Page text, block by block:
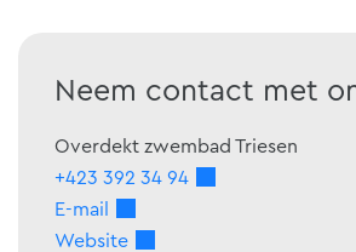
Neem contact met
Overdekt zwembad Triesen
+423 392 34 94
E-mail
Website